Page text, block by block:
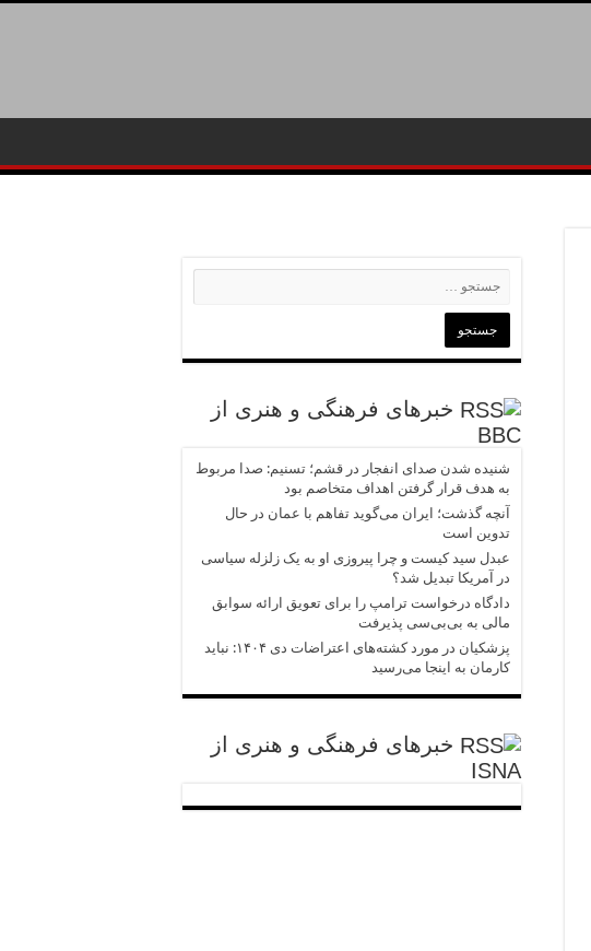
خبرهای فرهنگی و هنری از
BBC
شنیده شدن صدای انفجار در قشم؛ تسنیم: صدا مربوط
به هدف قرار گرفتن اهداف متخاصم بود
آنچه گذشت؛ ایران می‌گوید تفاهم با عمان در حال
تدوین است
عبدل سید کیست و چرا پیروزی‌ او به یک زلزله سیاسی
در آمریکا تبدیل شد؟
دادگاه درخواست ترامپ را برای تعویق ارائه سوابق
مالی به بی‌بی‌سی پذیرفت
پزشکیان در مورد کشته‌های اعتراضات دی ۱۴۰۴: نباید
کارمان به اینجا می‌رسید
خبرهای فرهنگی و هنری از
ISNA